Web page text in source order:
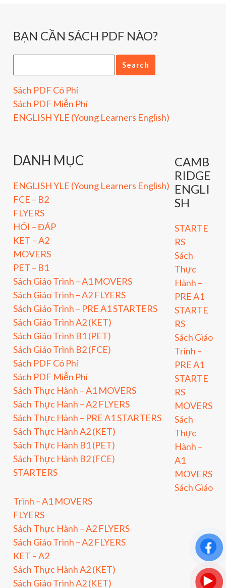
BẠN CẦN SÁCH PDF NÀO?
Sách PDF Có Phí
Sách PDF Miễn Phí
ENGLISH YLE (Young Learners English)
DANH MỤC
ENGLISH YLE (Young Learners English)
FCE – B2
FLYERS
HỎI – ĐÁP
KET – A2
MOVERS
PET – B1
Sách Giáo Trình – A1 MOVERS
Sách Giáo Trình – A2 FLYERS
Sách Giáo Trình – PRE A1 STARTERS
Sách Giáo Trình A2 (KET)
Sách Giáo Trình B1 (PET)
Sách Giáo Trình B2 (FCE)
Sách PDF Có Phí
Sách PDF Miễn Phí
Sách Thực Hành – A1 MOVERS
Sách Thực Hành – A2 FLYERS
Sách Thực Hành – PRE A1 STARTERS
Sách Thực Hành A2 (KET)
Sách Thực Hành B1 (PET)
Sách Thực Hành B2 (FCE)
STARTERS
CAMB
RIDGE
ENGLI
SH
STARTE
RS
Sách
Thực
Hành –
PRE A1
STARTE
RS
Sách Giáo
Trình –
PRE A1
STARTE
RS
MOVERS
Sách
Thực
Hành –
A1
MOVERS
Sách Giáo
Trình – A1 MOVERS
FLYERS
Sách Thực Hành – A2 FLYERS
Sách Giáo Trình – A2 FLYERS
KET – A2
Sách Thực Hành A2 (KET)
Sách Giáo Trình A2 (KET)